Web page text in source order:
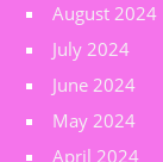
August 2024
July 2024
June 2024
May 2024
April 2024